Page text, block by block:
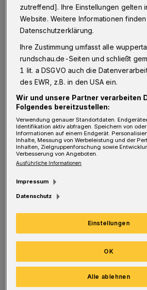
Foto: Wuppertaler Rundschau/flo
Von Hannah Florian
Z um Eintopf gab es im bunt
Drogenhilfe-Bus frische
Verbandszeug und ein
Heidi Reimann mit zwei
in der mobilen Station, heute
zwölf weiteren Kollegen in dem
neben den Bahngleisen oberhalb
Nach ein paar Monaten im Bus
Drogenhilfe im Dezember 1994
„Gleis 1“, in dem das Angebot
und Waschmaschinen ergänzt
Am Donnerstag, einen Tag nach
Jubiläumsfeier „25 Jahre Gleis
zutreffend]. Ihre Einstellungen gelten
Website. Weitere Informationen
Datenschutzerklärung.
Ihre Zustimmung umfasst alle
rundschau.de-Seiten und schließt
1 lit. a DSGVO auch die
des EWR, z.B. in den USA ein.
Wir und unsere Partner verarbeiten
Folgendes bereitzustellen:
Verwendung genauer Standortdaten.
Identifikation aktiv abfragen. Speichern von
Informationen auf einem Endgerät.
Inhalte, Messung von Werbeleistung und der
Inhalten, Zielgruppenforschung sowie
Verbesserung von Angeboten.
Ausführliche Informationen
Impressum
Datenschutz
Einstellungen
Alle ablehnen
OK